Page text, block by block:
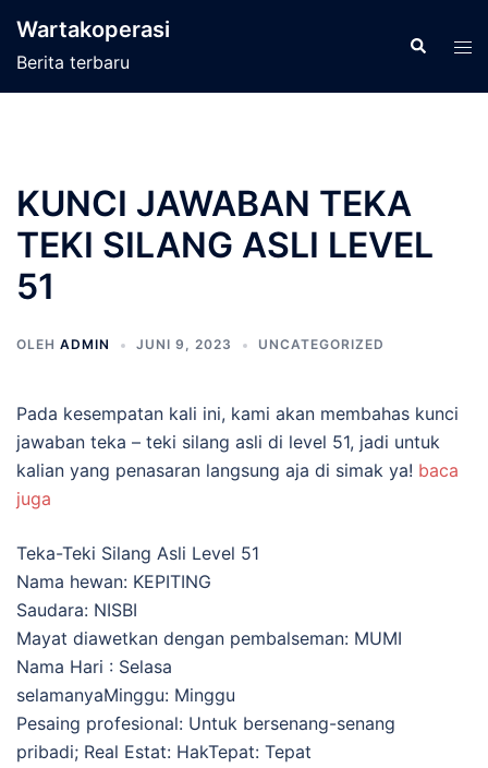
Wartakoperasi
Berita terbaru
Cari
KUNCI JAWABAN TEKA
TEKI SILANG ASLI LEVEL
51
OLEH ADMIN JUNI 9, 2023 UNCATEGORIZED
Pada kesempatan kali ini, kami akan membahas kunci
jawaban teka – teki silang asli di level 51, jadi untuk
kalian yang penasaran langsung aja di simak ya! baca
juga
Teka-Teki Silang Asli Level 51
Nama hewan: KEPITING
Saudara: NISBI
Mayat diawetkan dengan pembalseman: MUMI
Nama Hari : Selasa
selamanyaMinggu: Minggu
Pesaing profesional: Untuk bersenang-senang
pribadi; Real Estat: HakTepat: Tepat